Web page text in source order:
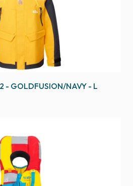
- GOLDFUSION/NAVY - L